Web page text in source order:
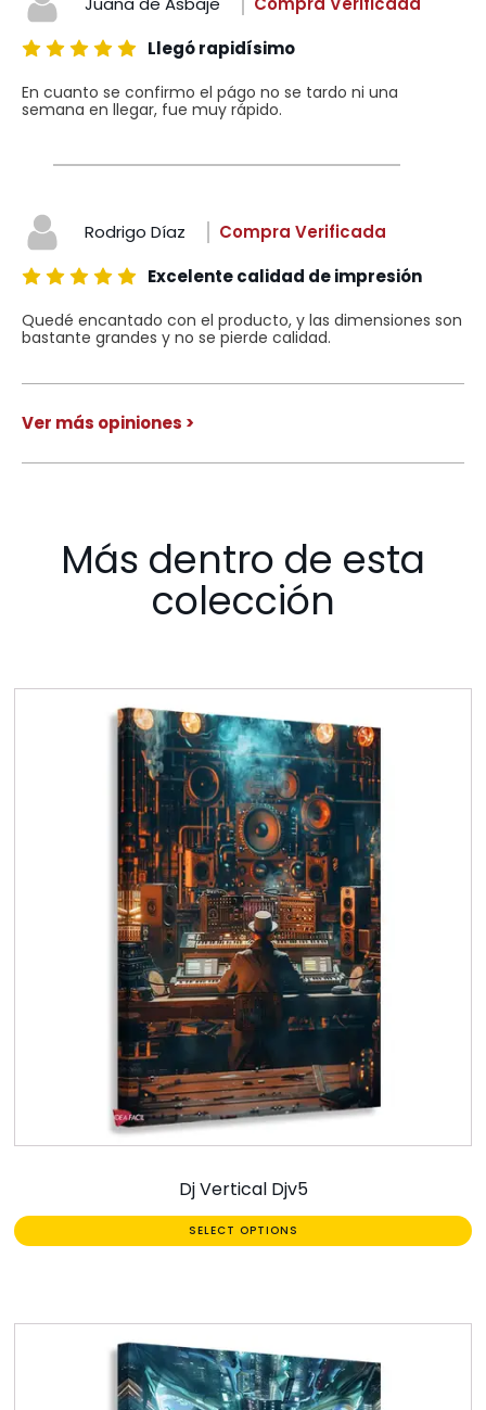
Llegó rapidísimo
En cuanto se confirmo el págo no se tardo ni una
semana en llegar, fue muy rápido.
Rodrigo Díaz
Compra Verificada
Excelente calidad de impresión
Quedé encantado con el producto, y las dimensiones son
bastante grandes y no se pierde calidad.
Ver más opiniones >
Más dentro de esta
colección
Dj Vertical Djv5
SELECT OPTIONS